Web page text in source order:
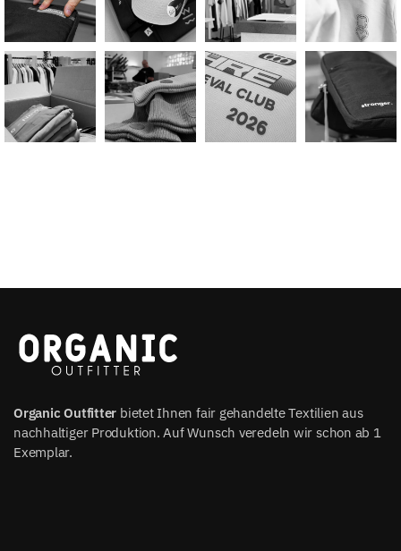
Organic Outfitter bietet Ihnen fair gehandelte Textilien aus
nachhaltiger Produktion. Auf Wunsch veredeln wir schon ab 1
Exemplar.